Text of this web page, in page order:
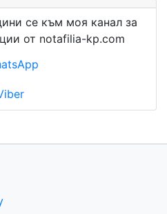
се към моя канал за
от notafilia-kp.com